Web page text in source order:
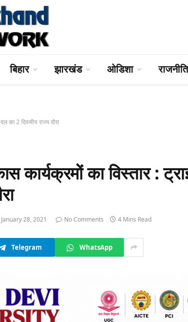
बिहार झारखंड ओडिशा राजनीति
का 2 दिवसीय राज्य दौरा
कार्यक्रमों का विस्तार :
January 28, 2021 No Comments 4 Mins Read
Telegram WhatsApp